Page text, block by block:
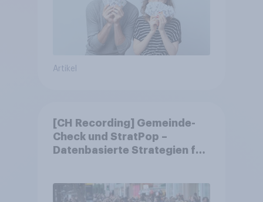
Artikel
[CH Recording] Gemeinde-
Check und StratPop –
Datenbasierte Strategien für